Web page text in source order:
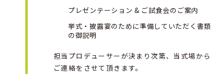
プレゼンテーション & ご試食会のご案内
挙式・披露宴のために準備していただく書類
の御説明
担当プロデューサーが決まり次第、当式場から
ご連絡をさせて頂きます。